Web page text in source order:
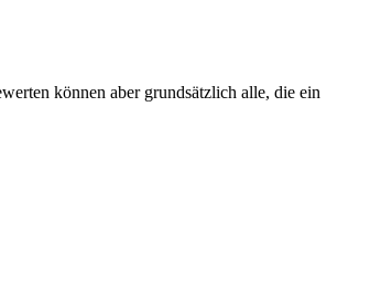
können aber grundsätzlich alle, die ein